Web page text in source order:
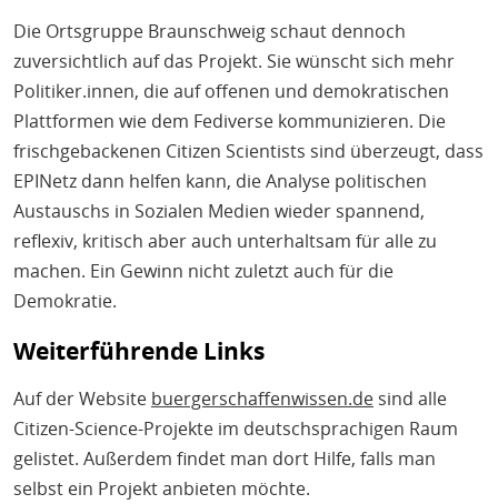
Die Ortsgruppe Braunschweig schaut dennoch
zuversichtlich auf das Projekt. Sie wünscht sich mehr
Politiker.innen, die auf offenen und demokratischen
Plattformen wie dem Fediverse kommunizieren. Die
frischgebackenen Citizen Scientists sind überzeugt, dass
EPINetz dann helfen kann, die Analyse politischen
Austauschs in Sozialen Medien wieder spannend,
reflexiv, kritisch aber auch unterhaltsam für alle zu
machen. Ein Gewinn nicht zuletzt auch für die
Demokratie.
Weiterführende Links
Auf der Website buergerschaffenwissen.de sind alle
Citizen-Science-Projekte im deutschsprachigen Raum
gelistet. Außerdem findet man dort Hilfe, falls man
selbst ein Projekt anbieten möchte.